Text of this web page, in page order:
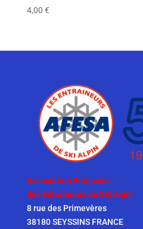
4,00 €
Association Française
des Entraîneurs de Ski Alpin
8 rue des Primevères
38180 SEYSSINS FRANCE